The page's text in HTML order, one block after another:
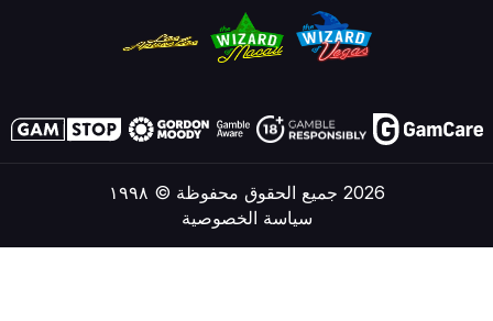
2026 جميع الحقوق محفوظة © ١٩٩٨
سياسة الخصوصية